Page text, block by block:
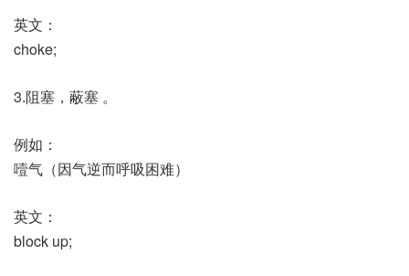
英文：
choke;
3.阻塞，蔽塞 。
例如：
噎气（因气逆而呼吸困难）
英文：
block up;